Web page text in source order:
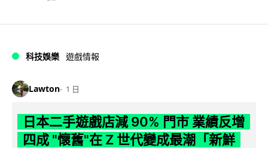
科技娛樂 遊戲情報
Lawton 1 日
日本二手遊戲店減 90% 門市 業績反增
四成 "懷舊"在 Z 世代變成最潮「新鮮